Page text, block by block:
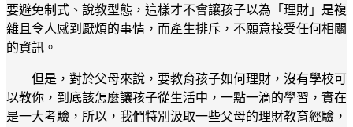
要避免制式、說教型態，這樣才不會讓孩子以為「理財」是複
雜且令人感到厭煩的事情，而產生排斥，不願意接受任何相關
的資訊。
但是，對於父母來說，要教育孩子如何理財，沒有學校可
以教你，到底該怎麼讓孩子從生活中，一點一滴的學習，實在
是一大考驗，所以，我們特別汲取一些父母的理財教育經驗，